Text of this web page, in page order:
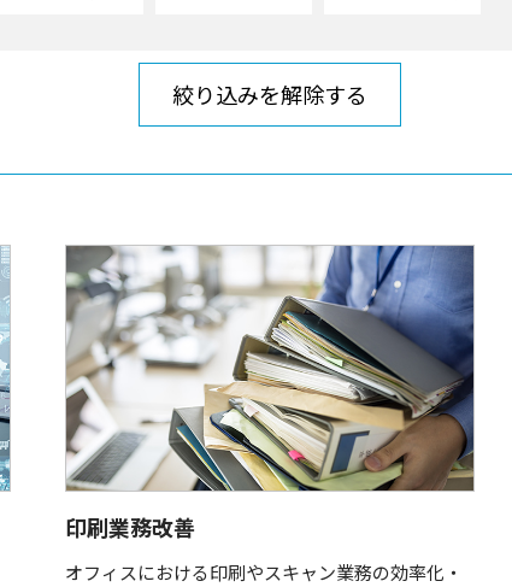
絞り込みを解除する
印刷業務改善
オフィスにおける印刷やスキャン業務の効率化・